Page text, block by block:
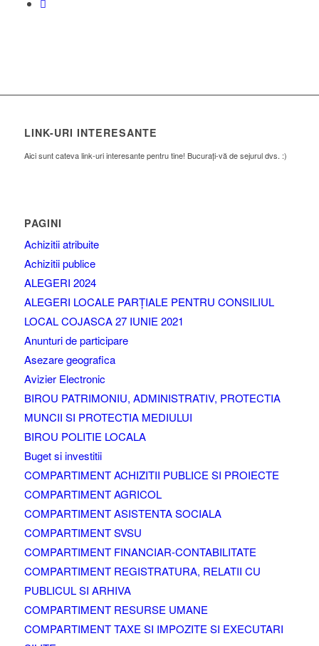
LINK-URI INTERESANTE
Aici sunt cateva link-uri interesante pentru tine! Bucurați-vă de sejurul dvs. :)
PAGINI
Achizitii atribuite
Achizitii publice
ALEGERI 2024
ALEGERI LOCALE PARȚIALE PENTRU CONSILIUL
LOCAL COJASCA 27 IUNIE 2021
Anunturi de participare
Asezare geografica
Avizier Electronic
BIROU PATRIMONIU, ADMINISTRATIV, PROTECTIA
MUNCII SI PROTECTIA MEDIULUI
BIROU POLITIE LOCALA
Buget si investitii
COMPARTIMENT ACHIZITII PUBLICE SI PROIECTE
COMPARTIMENT AGRICOL
COMPARTIMENT ASISTENTA SOCIALA
COMPARTIMENT SVSU
COMPARTIMENT FINANCIAR-CONTABILITATE
COMPARTIMENT REGISTRATURA, RELATII CU
PUBLICUL SI ARHIVA
COMPARTIMENT RESURSE UMANE
COMPARTIMENT TAXE SI IMPOZITE SI EXECUTARI